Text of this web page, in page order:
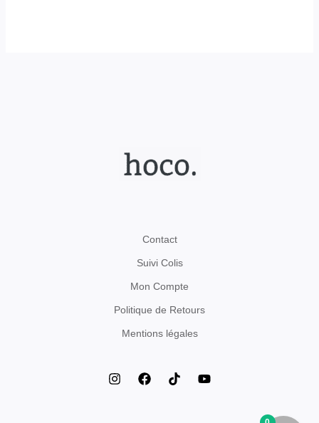
Contact
Suivi Colis
Mon Compte
Politique de Retours
Mentions légales